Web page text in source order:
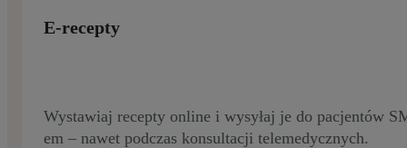
E-recepty
Wystawiaj recepty online i wysyłaj je do pacjentów
em – nawet podczas konsultacji telemedycznych.